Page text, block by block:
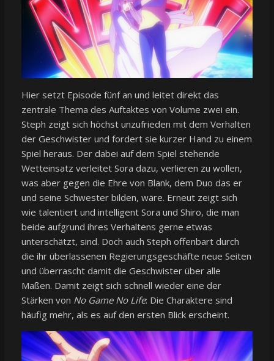
Hier setzt Episode fünf an und leitet direkt das
zentrale Thema des Auftaktes von Volume zwei ein.
Steph zeigt sich höchst unzufrieden mit dem Verhalten
der Geschwister und fordert sie kurzer Hand zu einem
Spiel heraus. Der dabei auf dem Spiel stehende
Wetteinsatz verleitet Sora dazu, verlieren zu wollen,
was aber gegen die Ehre von Blank, dem Duo das er
und seine Schwester bilden, wäre. Erneut zeigt sich
wie talentiert und intelligent Sora und Shiro, die man
beide aufgrund ihres Verhaltens gerne etwas
unterschätzt, sind. Doch auch Steph offenbart durch
die ihr überlassenen Regierungsgeschäfte neue Seiten
und überrascht damit die Geschwister über alle
Maßen. Damit zeigt sich schnell wieder eine der
Stärken von No Game No Life: Die Charaktere sind
häufig mehr, als es auf den ersten Blick erscheint.